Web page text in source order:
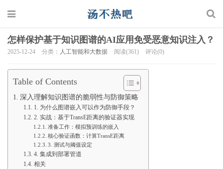
怎样保护基于知识图谱的AI应用免受恶意知识注入？
2025-12-24 分类： 人工智能和大数据 阅读(361) 评论(0)
Table of Contents
深入理解知识图谱的脆弱性与防御策略
1. 为什么图谱嵌入可以作为防御手段？
2. 实战：基于TransE距离的验证器实现
准备工作：模拟预训练的嵌入
核心验证函数：计算TransE距离
3. 测试与阈值设定
4. 集成到部署管道
相关